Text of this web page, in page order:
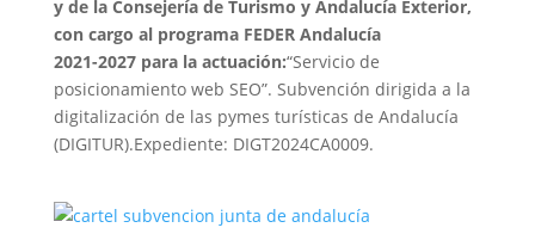
y de la Consejería de Turismo y Andalucía Exterior,
con cargo al programa FEDER Andalucía
2021-2027 para la actuación:“Servicio de
posicionamiento web SEO”. Subvención dirigida a la
digitalización de las pymes turísticas de Andalucía
(DIGITUR).Expediente: DIGT2024CA0009.